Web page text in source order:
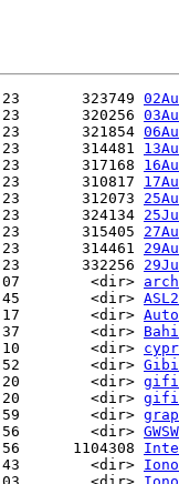
323749
320256
321854
314481
317168
310817
312073
324134
315405
314461
332256
<dir>
<dir>
<dir>
<dir>
<dir>
<dir>
<dir>
<dir>
<dir>
<dir>
1104308
<dir>